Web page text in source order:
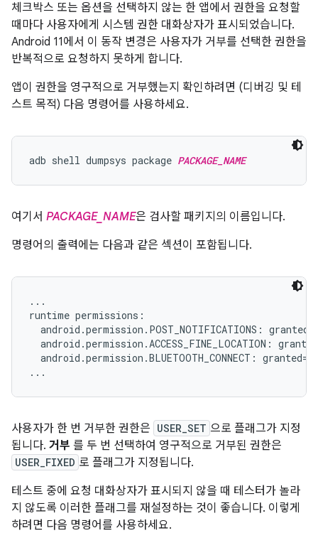
체크박스 또는 옵션을 선택하지 않는 한 앱에서 권한을 요청할
때마다 사용자에게 시스템 권한 대화상자가 표시되었습니다.
Android 11에서 이 동작 변경은 사용자가 거부를 선택한 권한을
반복적으로 요청하지 못하게 합니다.
앱이 권한을 영구적으로 거부했는지 확인하려면 (디버깅 및 테
스트 목적) 다음 명령어를 사용하세요.
adb shell dumpsys package PACKAGE_NAME
여기서 PACKAGE_NAME은 검사할 패키지의 이름입니다.
명령어의 출력에는 다음과 같은 섹션이 포함됩니다.
...
runtime permissions:
android.permission.POST_NOTIFICATIONS:
android.permission.ACCESS_FINE_LOCATION:
android.permission.BLUETOOTH_CONNECT:
사용자가 한 번 거부한 권한은 USER_SET 으로 플래그가 지정
됩니다. 거부 를 두 번 선택하여 영구적으로 거부된 권한은
USER_FIXED 로 플래그가 지정됩니다.
테스트 중에 요청 대화상자가 표시되지 않을 때 테스터가 놀라
지 않도록 이러한 플래그를 재설정하는 것이 좋습니다. 이렇게
하려면 다음 명령어를 사용하세요.